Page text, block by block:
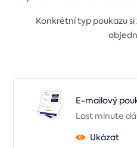
Konkrétní typ poukazu
E-mailový
Last minute
Ukázat